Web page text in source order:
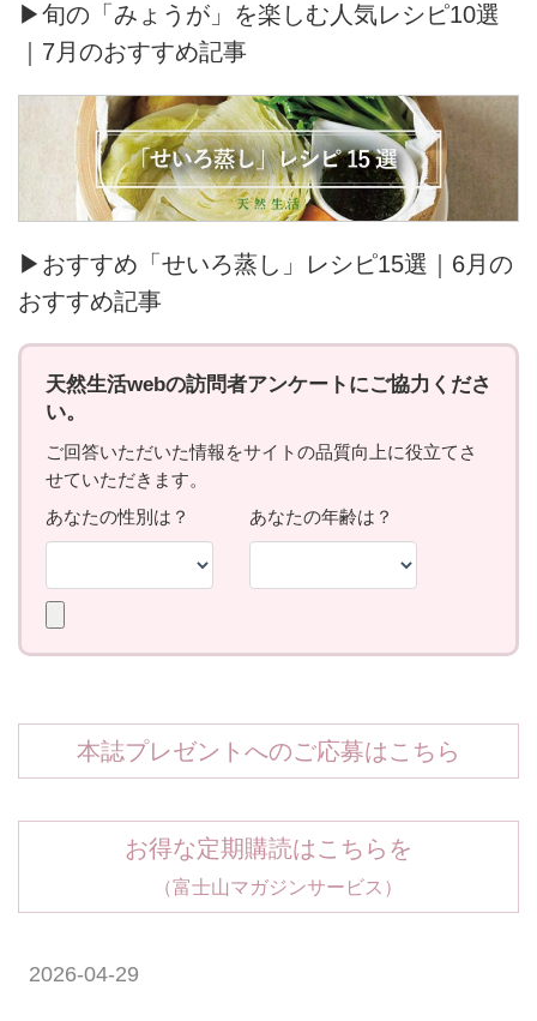
▶旬の「みょうが」を楽しむ人気レシピ10選
｜7月のおすすめ記事
▶おすすめ「せいろ蒸し」レシピ15選｜6月の
おすすめ記事
本誌プレゼントへのご応募はこちら
お得な定期購読はこちらを
（富士山マガジンサービス）
2026-04-29